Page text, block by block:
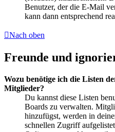
Benutzer, der die E-Mail
kann dann entsprechend
Nach oben
Freunde und
Wozu benötige ich die Listen
Mitglieder?
Du kannst diese Listen
Boards zu verwalten.
hinzufügst, werden in
schnellen Zugriff